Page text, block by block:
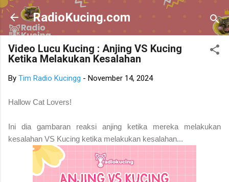
Skip to main content
RadioKucing.com
Video Lucu Kucing : Anjing VS Kucing
Ketika Melakukan Kesalahan
By Tim Radio Kucingg - November 14, 2024
Hallow Cat Lovers!
Ini dia gambaran reaksi anjing ketika mereka melakukan
kesalahan VS Kucing ketika melakukan kesalahan...